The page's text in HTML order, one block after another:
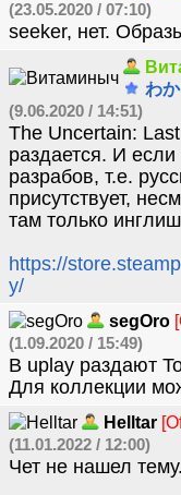
(23.05.2020 / 07:10)
seeker, нет.
わ
(9.06.2020 / 14:51)
The Uncertain:
раздается. И если
разрабов, т.е.
присутствует,
там только инглиш
https://
y/
segOro
(1.09.2020 / 15:49)
В uplay раздают
Для коллекции
Helltar
(11.01.2022 / 12:00)
Чет не нашел тему.